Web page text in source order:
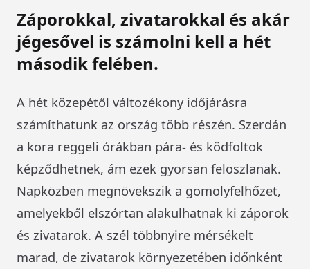
Záporokkal, zivatarokkal és akár
jégesővel is számolni kell a hét
második felében.
A hét közepétől változékony időjárásra
számíthatunk az ország több részén. Szerdán
a kora reggeli órákban pára- és ködfoltok
képződhetnek, ám ezek gyorsan feloszlanak.
Napközben megnövekszik a gomolyfelhőzet,
amelyekből elszórtan alakulhatnak ki záporok
és zivatarok. A szél többnyire mérsékelt
marad, de zivatarok környezetében időnként